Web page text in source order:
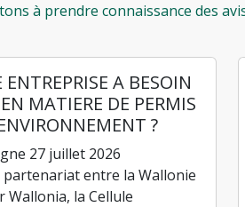
à prendre connaissance des
ENTREPRISE A BESOIN
EN MATIERE DE PERMIS
?
27 juillet 2026
partenariat entre la Wallonie
Wallonia, la Cellule